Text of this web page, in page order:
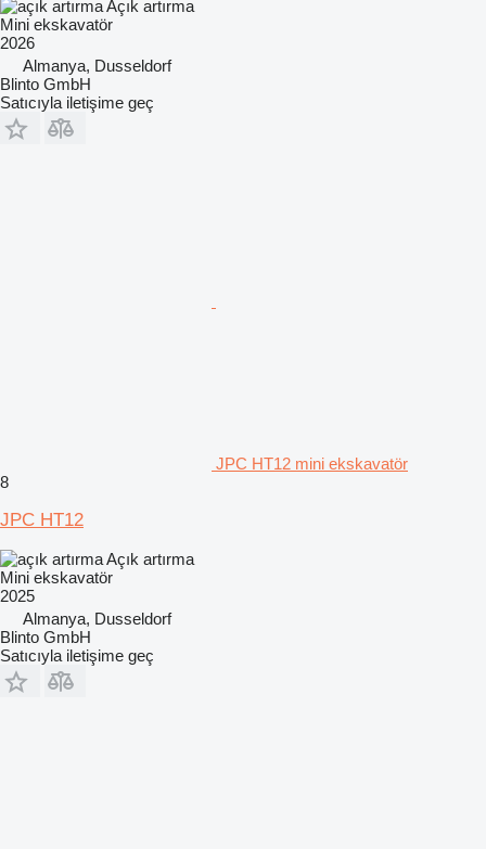
Açık artırma
Mini ekskavatör
2026
Almanya, Dusseldorf
Blinto GmbH
Satıcıyla iletişime geç
JPC HT12 mini ekskavatör
8
JPC HT12
Açık artırma
Mini ekskavatör
2025
Almanya, Dusseldorf
Blinto GmbH
Satıcıyla iletişime geç